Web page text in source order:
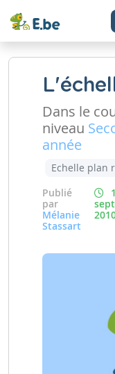
Dans le
niveau
année
Echelle plan
Publié
par
Mélanie
Stassart